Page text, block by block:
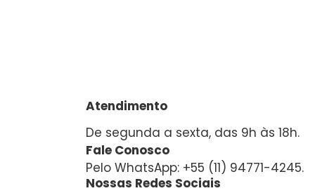
Atendimento
De segunda a sexta, das 9h às 18h.
Fale Conosco
Pelo WhatsApp: +55 (11) 94771-4245.
Nossas Redes Sociais